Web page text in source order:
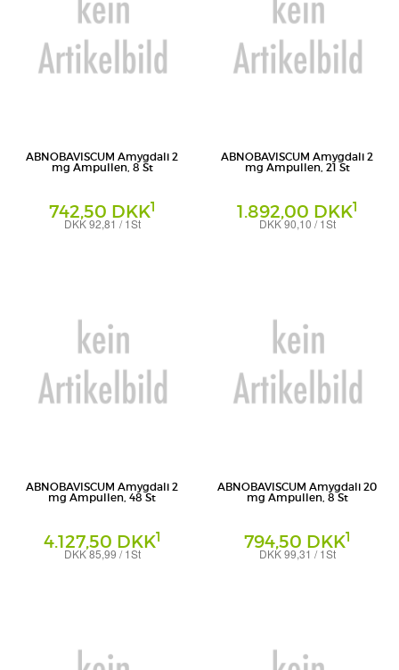
ABNOBAVISCUM Amygdali 2
mg Ampullen, 8 St
742,50 DKK1
DKK 92,81 / 1St
ABNOBAVISCUM Amygdali 2
mg Ampullen, 21 St
1.892,00 DKK1
DKK 90,10 / 1St
ABNOBAVISCUM Amygdali 2
mg Ampullen, 48 St
4.127,50 DKK1
DKK 85,99 / 1St
ABNOBAVISCUM Amygdali 20
mg Ampullen, 8 St
794,50 DKK1
DKK 99,31 / 1St